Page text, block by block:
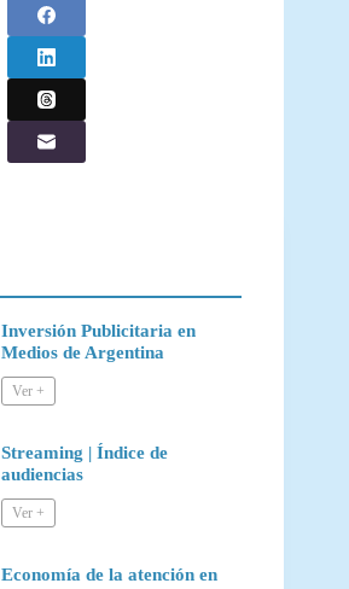
Inversión Publicitaria en
Medios de Argentina
Streaming | Índice de
audiencias
Economía de la atención en